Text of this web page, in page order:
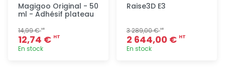
Magigoo Original - 50
ml - Adhésif plateau
14,99 €HT
12,74 € HT
En stock
Raise3D E3
3 289,00 €HT
2 644,00 € HT
En stock